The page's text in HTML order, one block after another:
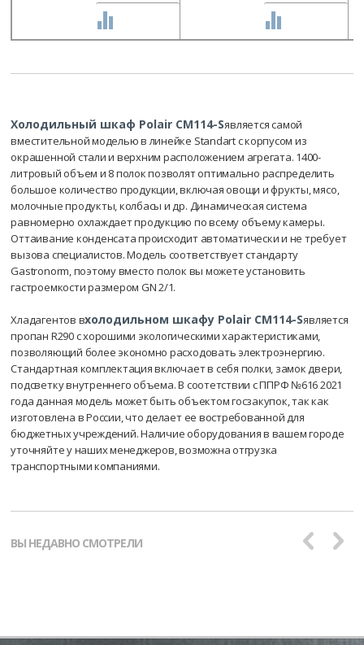
Холодильный шкаф Polair CM114-Sявляется самой
вместительной моделью в линейке Standart с корпусом из
окрашенной стали и верхним расположением агрегата. 1400-
литровый объем и 8 полок позволят оптимально распределить
большое количество продукции, включая овощи и фрукты, мясо,
молочные продукты, колбасы и др. Динамическая система
равномерно охлаждает продукцию по всему объему камеры.
Оттаивание конденсата происходит автоматически и не требует
вызова специалистов. Модель соответствует стандарту
Gastronorm, поэтому вместо полок вы можете установить
гастроемкости размером GN 2/1.
Хладагентов вхолодильном шкафу Polair CM114-Sявляется
пропан R290 с хорошими экологическими характеристиками,
позволяющий более экономно расходовать электроэнергию.
Стандартная комплектация включает в себя полки, замок двери,
подсветку внутреннего объема. В соотетствии с ППРФ №616 2021
года данная модель может быть объектом госзакупок, так как
изготовлена в России, что делает ее востребованной для
бюджетных учреждений. Наличие оборудования в вашем городе
уточняйте у наших менеджеров, возможна отгрузка
транспортными компаниями.
ВЫ НЕДАВНО СМОТРЕЛИ